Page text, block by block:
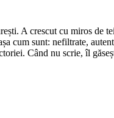
A crescut cu miros
cum sunt: nefiltrate,
Când nu scrie, îl